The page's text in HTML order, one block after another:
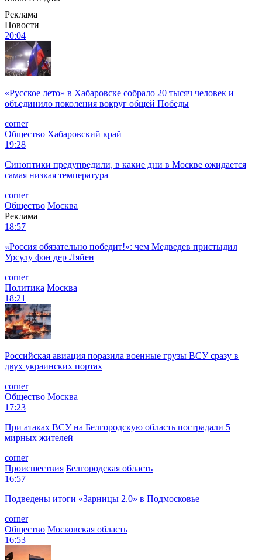
Реклама
Новости
20:04
«Русское лето» в Хабаровске собрало 20 тысяч человек и
объединило поколения вокруг общей Победы
corner
Общество Хабаровский край
19:28
Синоптики предупредили, в какие дни в Москве ожидается
самая низкая температура
corner
Общество Москва
Реклама
18:57
«Россия обязательно победит!»: чем Медведев пристыдил
Урсулу фон дер Ляйен
corner
Политика Москва
18:21
Российская авиация поразила военные грузы ВСУ сразу в
двух украинских портах
corner
Общество Москва
17:23
При атаках ВСУ на Белгородскую область пострадали 5
мирных жителей
corner
Происшествия Белгородская область
16:57
Подведены итоги «Зарницы 2.0» в Подмосковье
corner
Общество Московская область
16:53